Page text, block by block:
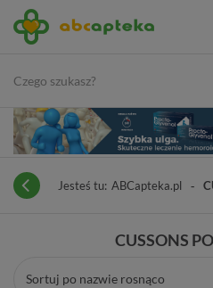
Jesteś tu: ABCapteka.pl
CUSSONS
Sortuj po nazwie rosnąco